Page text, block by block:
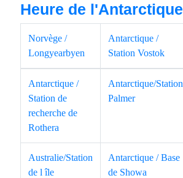
Heure de l'Antarctique
Norvège /
Longyearbyen
Antarctique /
Station Vostok
Antarctique /
Station de
recherche de
Rothera
Antarctique/Station
Palmer
Australie/Station
de l île
Antarctique / Base
de Showa